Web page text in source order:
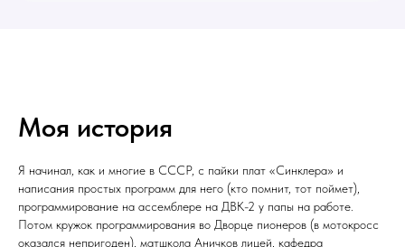
Моя история
Я начинал, как и многие в СССР, с пайки плат «Синклера» и
написания простых программ для него (кто помнит, тот поймет),
программирование на ассемблере на ДВК-2 у папы на работе.
Потом кружок программирования во Дворце пионеров (в мотокросс
оказался непригоден), матшкола Аничков лицей, кафедра